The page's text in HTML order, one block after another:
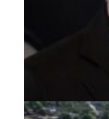
ΡΕΠΟΡΤΑΖ | 07/